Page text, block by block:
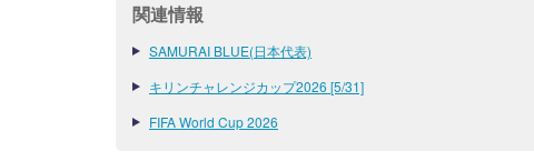
関連情報
SAMURAI BLUE(日本代表)
キリンチャレンジカップ2026 [5/31]
FIFA World Cup 2026